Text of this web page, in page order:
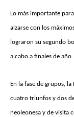
Lo más importante
alzarse con los
lograron su segundo
a cabo a finales de año.
En la fase de grupos,
cuatro triunfos y dos
neoleonesa y de visita